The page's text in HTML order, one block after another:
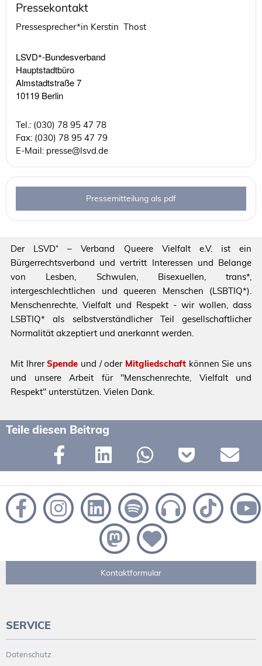
Pressekontakt
Pressesprecher*in Kerstin Thost
LSVD⁺-Bundesverband
Hauptstadtbüro
Almstadtstraße 7
10119 Berlin
Tel.: (030) 78 95 47 78
Fax: (030) 78 95 47 79
E-Mail: presse@lsvd.de
Pressemitteilung als pdf
Der LSVD⁺ – Verband Queere Vielfalt e.V. ist ein
Bürgerrechtsverband und vertritt Interessen und Belange
von Lesben, Schwulen, Bisexuellen, trans*,
intergeschlechtlichen und queeren Menschen (LSBTIQ*).
Menschenrechte, Vielfalt und Respekt - wir wollen, dass
LSBTIQ* als selbstverständlicher Teil gesellschaftlicher
Normalität akzeptiert und anerkannt werden.
Mit IhrerSpende und / oder Mitgliedschaft können Sie uns
und unsere Arbeit für "Menschenrechte, Vielfalt und
Respekt" unterstützen. Vielen Dank.
Teile diesen Beitrag
Kontaktformular
SERVICE
Datenschutz